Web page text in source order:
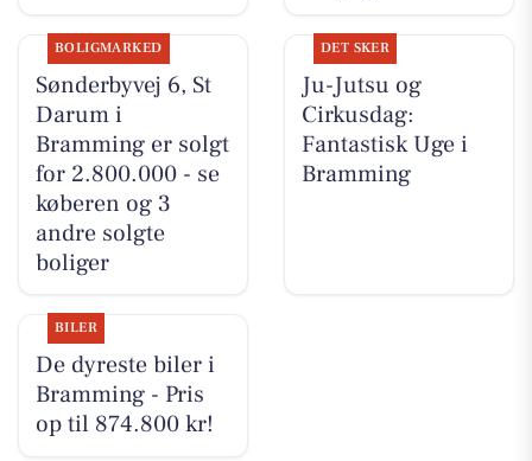
BOLIGMARKED
Sønderbyvej 6, St
Darum i
Bramming er solgt
for 2.800.000 - se
køberen og 3
andre solgte
boliger
DET SKER
Ju-Jutsu og
Cirkusdag:
Fantastisk Uge i
Bramming
BILER
De dyreste biler i
Bramming - Pris
op til 874.800 kr!